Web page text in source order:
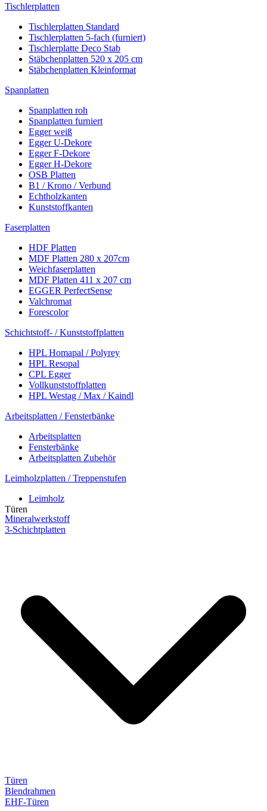
Tischlerplatten
Tischlerplatten Standard
Tischlerplatten 5-fach (furniert)
Tischlerplatte Deco Stab
Stäbchenplatten 520 x 205 cm
Stäbchenplatten Kleinformat
Spanplatten
Spanplatten roh
Spanplatten furniert
Egger weiß
Egger U-Dekore
Egger F-Dekore
Egger H-Dekore
OSB Platten
B1 / Krono / Verbund
Echtholzkanten
Kunststoffkanten
Faserplatten
HDF Platten
MDF Platten 280 x 207cm
Weichfaserplatten
MDF Platten 411 x 207 cm
EGGER PerfectSense
Valchromat
Forescolor
Schichtstoff- / Kunststoffplatten
HPL Homapal / Polyrey
HPL Resopal
CPL Egger
Vollkunststoffplatten
HPL Westag / Max / Kaindl
Arbeitsplatten / Fensterbänke
Arbeitsplatten
Fensterbänke
Arbeitsplatten Zubehör
Leimholzplatten / Treppenstufen
Leimholz
Mineralwerkstoff
3-Schichtplatten
Türen
Türen
Blendrahmen
EHF-Türen